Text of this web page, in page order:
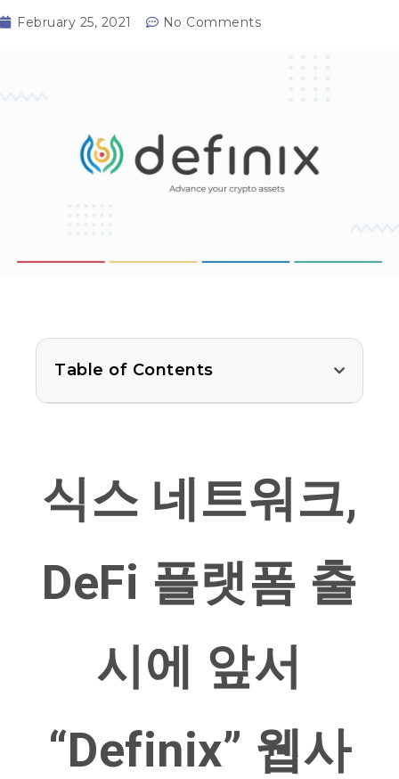
February 25, 2021 No Comments
Table of Contents
식스 네트워크,
DeFi 플랫폼 출
시에 앞서
“Definix” 웹사